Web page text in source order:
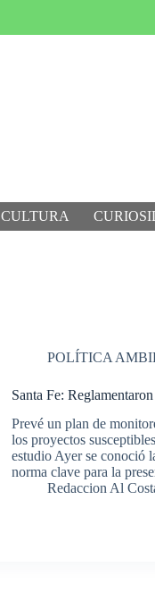
CULTURA
POLÍTICA
Santa Fe:
Prevé un plan de
los proyectos
estudio Ayer se conoció
norma clave para la
Redaccion Al